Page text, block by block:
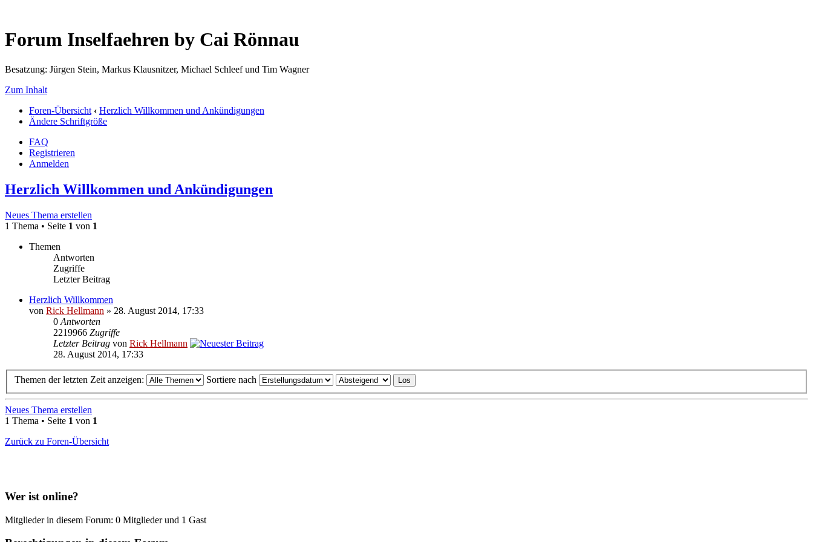
Forum Inselfaehren by Cai Rönnau
Besatzung: Jürgen Stein, Markus Klausnitzer, Michael Schleef und Tim Wagner
Zum Inhalt
Foren-Übersicht ‹ Herzlich Willkommen und Ankündigungen
Ändere Schriftgröße
FAQ
Registrieren
Anmelden
Herzlich Willkommen und Ankündigungen
Neues Thema erstellen
1 Thema • Seite 1 von 1
Themen
Antworten
Zugriffe
Letzter Beitrag
Herzlich Willkommen
von Rick Hellmann » 28. August 2014, 17:33
0 Antworten
2219966 Zugriffe
Letzter Beitrag von Rick Hellmann
28. August 2014, 17:33
Themen der letzten Zeit anzeigen: Sortiere nach
Neues Thema erstellen
1 Thema • Seite 1 von 1
Zurück zu Foren-Übersicht
Wer ist online?
Mitglieder in diesem Forum: 0 Mitglieder und 1 Gast